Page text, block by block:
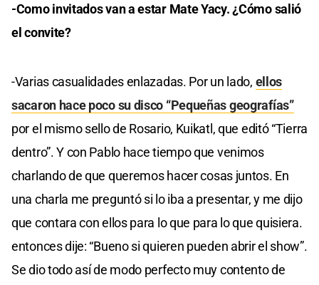
-Como invitados van a estar Mate Yacy. ¿Cómo salió
el convite?
-Varias casualidades enlazadas. Por un lado, ellos
sacaron hace poco su disco “Pequeñas geografías”
por el mismo sello de Rosario, Kuikatl, que editó “Tierra
dentro”. Y con Pablo hace tiempo que venimos
charlando de que queremos hacer cosas juntos. En
una charla me preguntó si lo iba a presentar, y me dijo
que contara con ellos para lo que para lo que quisiera.
entonces dije: “Bueno si quieren pueden abrir el show”.
Se dio todo así de modo perfecto muy contento de